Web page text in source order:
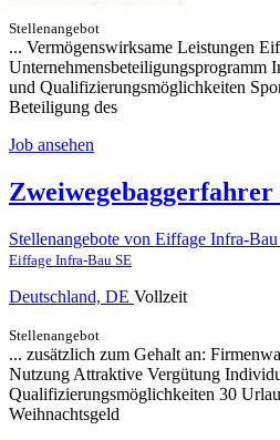
Stellenangebot
... Vermögenswirksame Leistungen
Unternehmensbeteiligungsprogramm
und Qualifizierungsmöglichkeiten
Beteiligung des
Job ansehen
Stellenangebote von Eiffage Infra-Bau
Eiffage Infra-Bau SE
Deutschland, DE Vollzeit
Stellenangebot
... zusätzlich zum Gehalt an:
Nutzung Attraktive Vergütung
Qualifizierungsmöglichkeiten 30
Weihnachtsgeld